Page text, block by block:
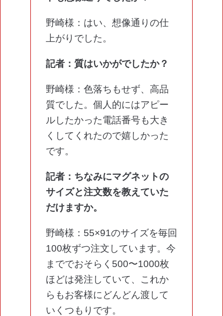
野崎様：はい、想像通りの仕
上がりでした。
記者：質はいかがでしたか？
野崎様：色落ちもせず、高品
質でした。個人的にはアピー
ルしたかった電話番号も大き
くしてくれたので嬉しかった
です。
記者：ちなみにマグネットの
サイズと注文数を教えていた
だけますか。
野崎様：55×91のサイズを毎回
100枚ずつ注文しています。今
まででおそらく500〜1000枚
ほどは発注していて、これか
らもお客様にどんどん渡して
いくつもりです。